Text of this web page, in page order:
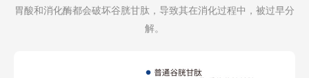
胃酸和消化酶都会破坏谷胱甘肽，导致其在消化过程中，被过早分
解。